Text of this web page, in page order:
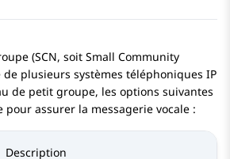
(SCN, soit Small Community
de plusieurs systèmes téléphoniques IP
de petit groupe, les options suivantes
pour assurer la messagerie vocale :
Description